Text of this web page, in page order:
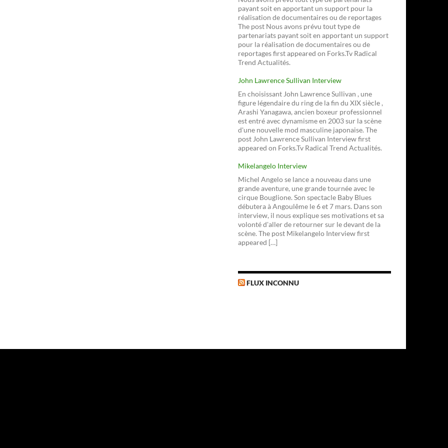
payant soit en apportant un support pour la
réalisation de documentaires ou de reportages
The post Nous avons prévu tout type de
partenariats payant soit en apportant un support
pour la réalisation de documentaires ou de
reportages first appeared on Forks.Tv Radical
Trend Actualités.
John Lawrence Sullivan Interview
En choisissant John Lawrence Sullivan , une
figure légendaire du ring de la fin du XIX siècle ,
Arashi Yanagawa, ancien boxeur professionnel
est entré avec dynamisme en 2003 sur la scène
d'une nouvelle mod masculine japonaise. The
post John Lawrence Sullivan Interview first
appeared on Forks.Tv Radical Trend Actualités.
Mikelangelo Interview
Michel Angelo se lance a nouveau dans une
grande aventure, une grande tournée avec le
cirque Bouglione. Son spectacle Baby Blues
débutera à Angoulême le 6 et 7 mars. Dans son
interview, il nous explique ses motivations et sa
volonté d'aller de retourner sur le devant de la
scène. The post Mikelangelo Interview first
appeared […]
FLUX INCONNU